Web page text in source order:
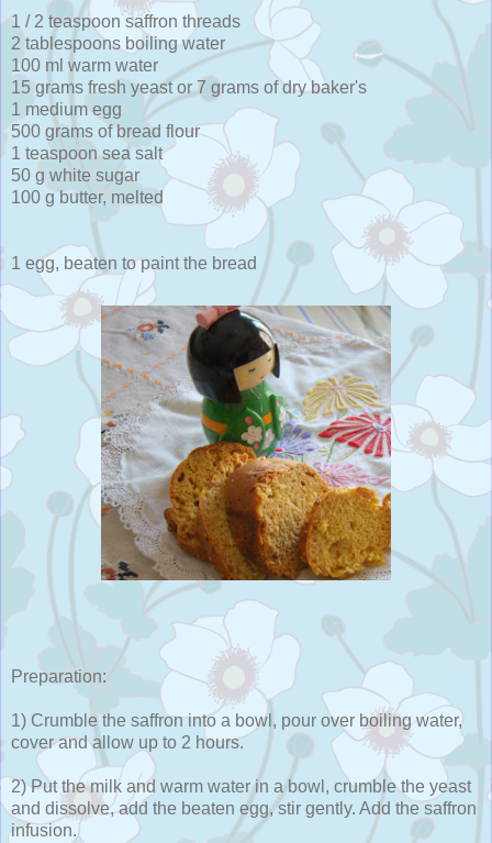
1 / 2 teaspoon saffron threads
2 tablespoons boiling water
100 ml warm water
15 grams fresh yeast or 7 grams of dry baker's
1 medium egg
500 grams of bread flour
1 teaspoon sea salt
50 g white sugar
100 g butter, melted
1 egg, beaten to paint the bread
Preparation:
1) Crumble the saffron into a bowl, pour over boiling water,
cover and allow up to 2 hours.
2) Put the milk and warm water in a bowl, crumble the yeast
and dissolve, add the beaten egg, stir gently. Add the saffron
infusion.